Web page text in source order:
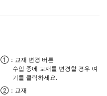
①：교재 변경 버튼
수업 중에 교재를 변경할 경우 여
기를 클릭하세요.
②：교재